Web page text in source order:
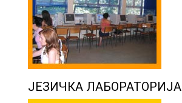
ЈЕЗИЧКА ЛАБОРАТОРИЈА